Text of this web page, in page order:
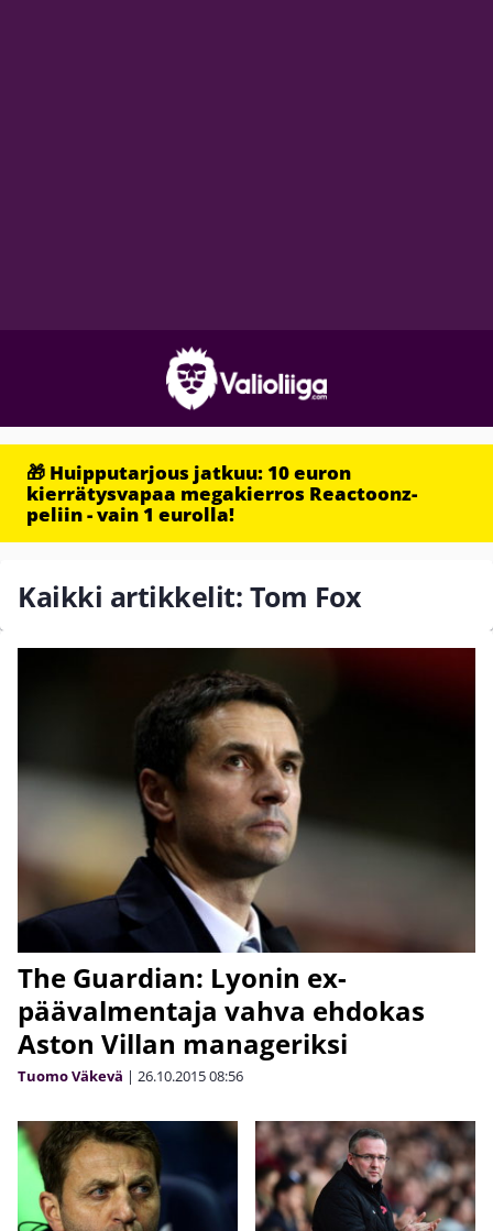
🎁 Huipputarjous jatkuu: 10 euron
kierrätysvapaa megakierros Reactoonz-
peliin - vain 1 eurolla!
Kaikki artikkelit: Tom Fox
The Guardian: Lyonin ex-
päävalmentaja vahva ehdokas
Aston Villan manageriksi
Tuomo Väkevä | 26.10.201508:56